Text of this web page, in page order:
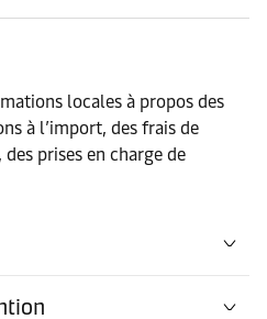
locales à propos des
à l’import, des frais de
prises en charge de